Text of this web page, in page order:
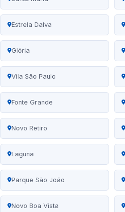
Estrela Dalva
Glória
Vila São Paulo
Fonte Grande
Novo Retiro
Laguna
Parque São João
Novo Boa Vista